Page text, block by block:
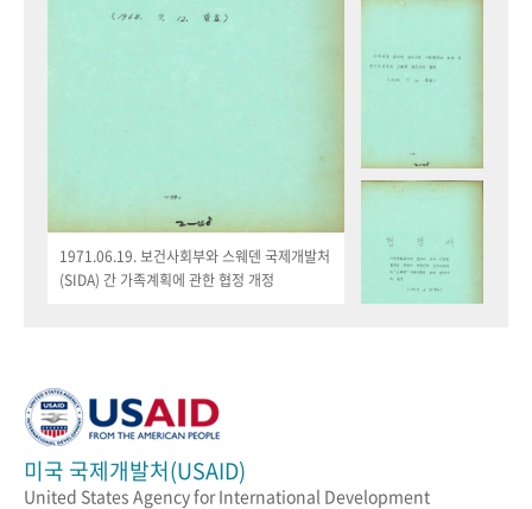
1971.06.19. 보건사회부와 스웨덴 국제개발처
(SIDA) 간 가족계획에 관한 협정 개정
미국 국제개발처(USAID)
United States Agency for International Development